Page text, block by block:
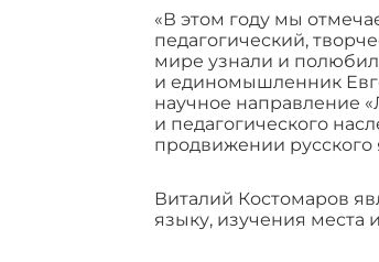
«В этом году мы
педагогический,
мире узнали и
и единомышленник
научное направление
и педагогического
продвижении русского
Виталий Костомаров
языку, изучения места